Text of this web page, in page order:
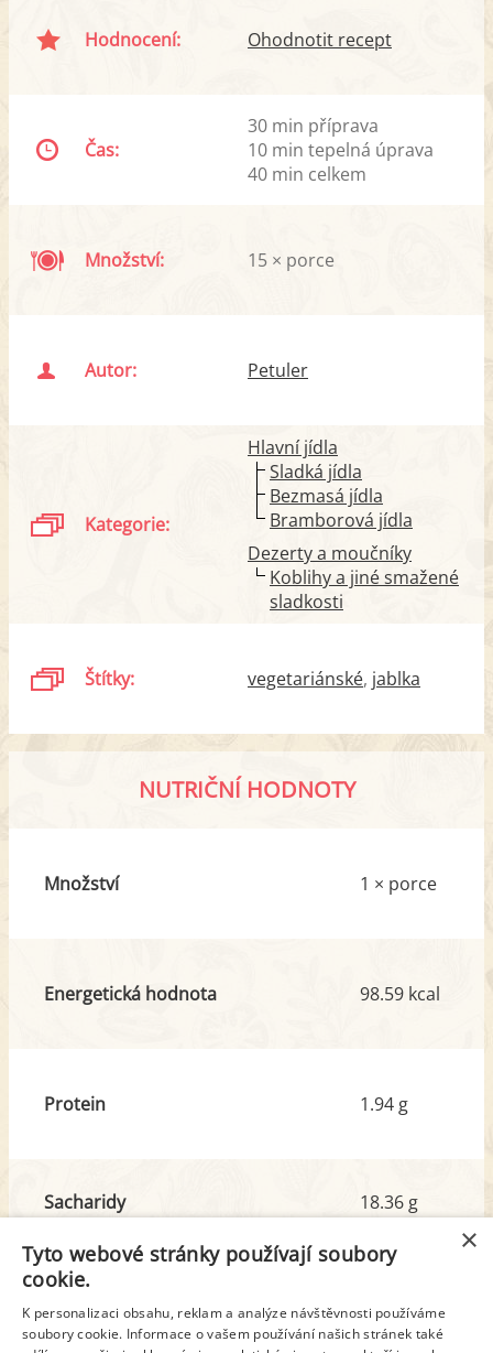
Hodnocení: Ohodnotit recept
Čas:
30 min příprava
10 min tepelná úprava
40 min celkem
Množství: 15 × porce
Autor: Petuler
Kategorie:
Hlavní jídla
Sladká jídla
Bezmasá jídla
Bramborová jídla
Dezerty a moučníky
Koblihy a jiné smažené
sladkosti
Štítky: vegetariánské jablka
NUTRIČNÍ HODNOTY
Množství 1 × porce
Energetická hodnota 98.59 kcal
Protein 1.94 g
Sacharidy
z toho cukr
18.36 g
8.06 g
Tuk
z toho nas. mastné kyseliny
1.66 g
0.42 g
×
Tyto webové stránky používají soubory
cookie.
K personalizaci obsahu, reklam a analýze návštěvnosti používáme
soubory cookie. Informace o vašem používání našich stránek také